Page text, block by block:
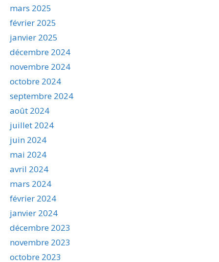
mars 2025
février 2025
janvier 2025
décembre 2024
novembre 2024
octobre 2024
septembre 2024
août 2024
juillet 2024
juin 2024
mai 2024
avril 2024
mars 2024
février 2024
janvier 2024
décembre 2023
novembre 2023
octobre 2023